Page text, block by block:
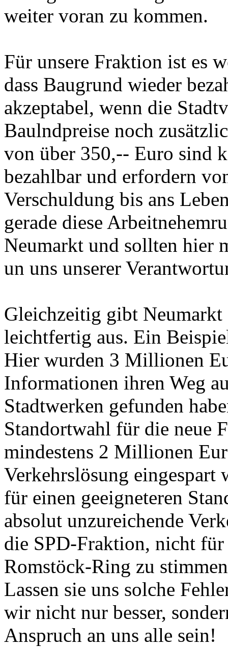
weiter voran zu kommen.
Für unsere Fraktion ist es
dass Baugrund wieder
akzeptabel, wenn die
Baulndpreise noch
von über 350,-- Euro sind
bezahlbar und erfordern
Verschuldung bis ans
gerade diese
Neumarkt und sollten hier
un uns unserer
Gleichzeitig gibt Neumarkt
leichtfertig aus. Ein
Hier wurden 3 Millionen
Informationen ihren Weg
Stadtwerken gefunden
Standortwahl für die neue
mindestens 2 Millionen
Verkehrslösung eingespart
für einen geeigneteren
absolut unzureichende
die SPD-Fraktion, nicht
Romstöck-Ring zu
Lassen sie uns solche
wir nicht nur besser,
Anspruch an uns alle sein!